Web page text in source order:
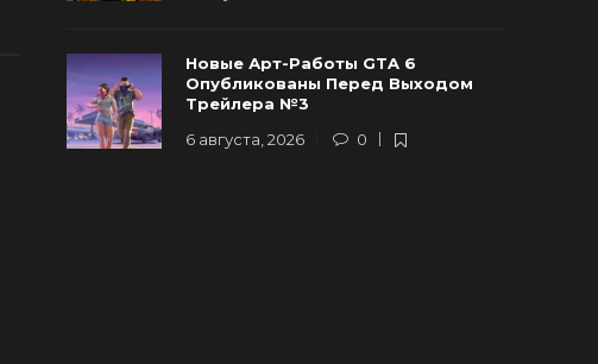
Новые Арт-Работы GTA 6
Опубликованы Перед Выходом
Трейлера №3
6 августа, 2026
0